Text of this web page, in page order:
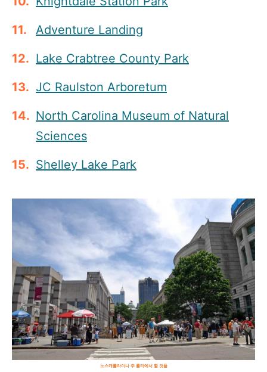
Adventure Landing
Lake Crabtree County Park
JC Raulston Arboretum
North Carolina Museum of Natural
Sciences
Shelley Lake Park
노스캐롤라이나 주 롤리에서 할 것들